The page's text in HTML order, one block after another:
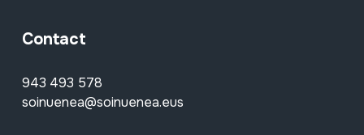
Contact
943 493 578
soinuenea@soinuenea.eus